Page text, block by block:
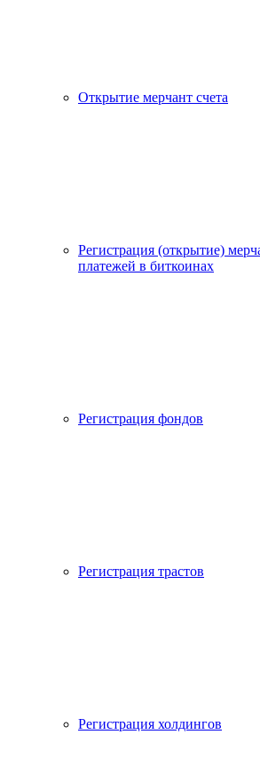
Открытие мерчант счета
Регистрация (открытие)
платежей в биткоинах
Регистрация фондов
Регистрация трастов
Регистрация холдингов